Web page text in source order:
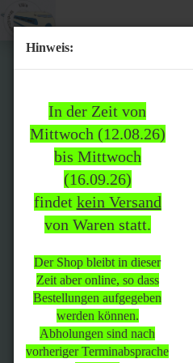
Hinweis:
In der Zeit von
Mittwoch (12.08.26)
bis Mittwoch
(16.09.26)
findet kein Versand
von Waren statt.
Der Shop bleibt in dieser
Zeit aber online, so dass
Bestellungen aufgegeben
werden können.
Abholungen sind nach
vorheriger Terminabsprache
Bitte
beachten:
In der Zeit von Mittwoch
(12.08.26) bis Mittwoch
(16.09.26)
statt.
Der Shop bleibt in dieser Zeit
aber online, so dass
Bestellungen aufgegeben
werden können.